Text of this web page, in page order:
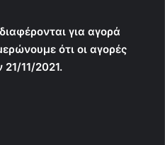
για αγορά
ότι οι αγορές
21/11/2021.